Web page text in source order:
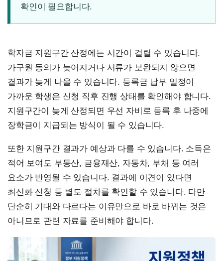
확인이 필요합니다.
학자금 지원구간 산정에는 시간이 걸릴 수 있습니다.
가구원 동의가 늦어지거나 서류가 보완되지 않으면
결과가 늦게 나올 수 있습니다. 등록금 납부 일정이
가까운 학생은 신청 직후 진행 상태를 확인해야 합니다.
지원구간이 늦게 산정되면 우선 자비로 등록 후 나중에
장학금이 지급되는 방식이 될 수 있습니다.
또한 지원구간 결과가 예상과 다를 수 있습니다. 소득은
적어 보여도 부동산, 금융재산, 자동차, 부채 등 여러
요소가 반영될 수 있습니다. 결과에 이견이 있다면
최신화 신청 등 별도 절차를 확인할 수 있습니다. 다만
단순히 기대와 다르다는 이유만으로 바로 바뀌는 것은
아니므로 관련 자료를 준비해야 합니다.